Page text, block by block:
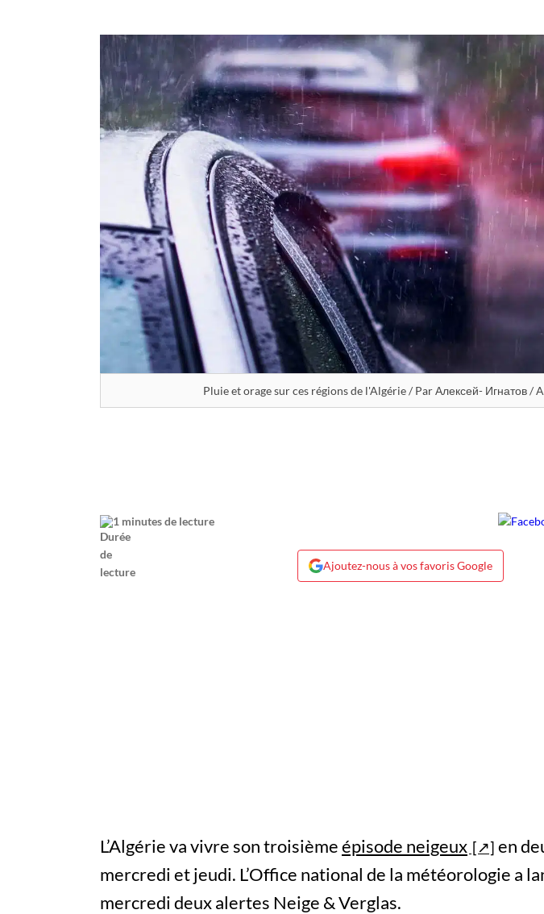
Pluie et orage sur ces régions de l'Algérie / Par Алексей- Игнатов /
1 minutes de lecture
Ajoutez-nous à vos favoris Google
L’Algérie va vivre son troisièmeépisode neigeux
en
mercredi et jeudi. L’Office national de la météorologie a
mercredi deux alertes Neige & Verglas.